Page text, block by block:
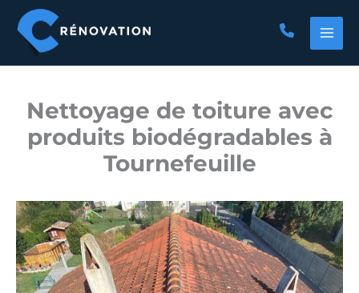
contenu
Nettoyage de toiture avec
produits biodégradables à
Tournefeuille